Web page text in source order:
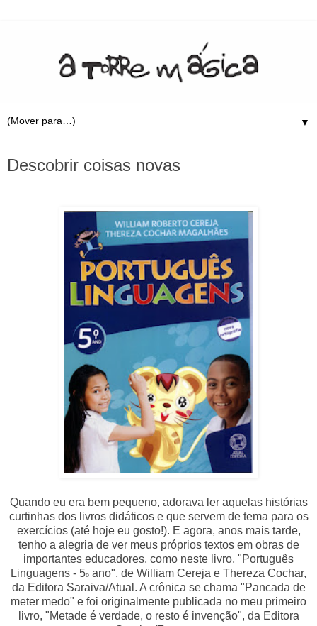
▼
Descobrir coisas novas
Quando eu era bem pequeno, adorava ler aquelas histórias
curtinhas dos livros didáticos e que servem de tema para os
exercícios (até hoje eu gosto!). E agora, anos mais tarde,
tenho a alegria de ver meus próprios textos em obras de
importantes educadores, como neste livro, "Português
Linguagens - 5o ano", de William Cereja e Thereza Cochar,
da Editora Saraiva/Atual. A crônica se chama "Pancada de
meter medo" e foi originalmente publicada no meu primeiro
livro, "Metade é verdade, o resto é invenção", da Editora